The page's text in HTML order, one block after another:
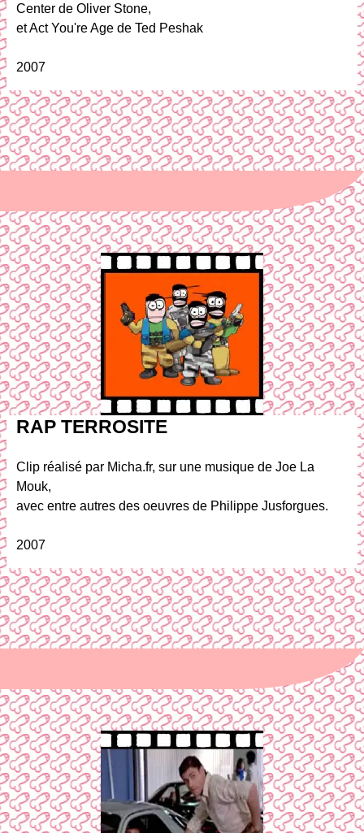
Center de Oliver Stone,
et Act You're Age de Ted Peshak
2007
RAP TERROSITE
Clip réalisé par Micha.fr, sur une musique de Joe La
Mouk,
avec entre autres des oeuvres de Philippe Jusforgues.
2007